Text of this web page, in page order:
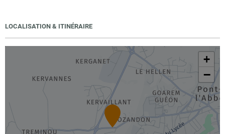
LOCALISATION & ITINÉRAIRE
+
−